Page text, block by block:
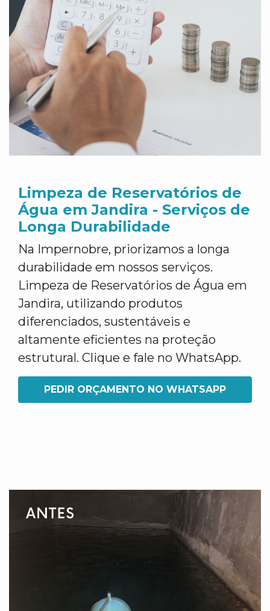
Limpeza de Reservatórios de
Água em Jandira - Serviços de
Longa Durabilidade
Na Impernobre, priorizamos a longa
durabilidade em nossos serviços.
Limpeza de Reservatórios de Água em
Jandira, utilizando produtos
diferenciados, sustentáveis e
altamente eficientes na proteção
estrutural. Clique e fale no WhatsApp.
PEDIR ORÇAMENTO NO WHATSAPP